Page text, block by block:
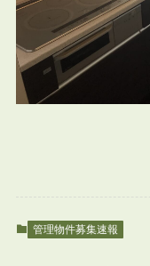
管理物件募集速報